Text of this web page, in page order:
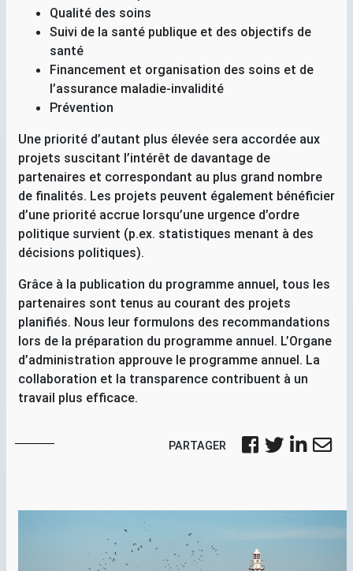
Qualité des soins
Suivi de la santé publique et des objectifs de
santé
Financement et organisation des soins et de
l’assurance maladie-invalidité
Prévention
Une priorité d’autant plus élevée sera accordée aux
projets suscitant l’intérêt de davantage de
partenaires et correspondant au plus grand nombre
de finalités. Les projets peuvent également bénéficier
d’une priorité accrue lorsqu’une urgence d’ordre
politique survient (p.ex. statistiques menant à des
décisions politiques).
Grâce à la publication du programme annuel, tous les
partenaires sont tenus au courant des projets
planifiés. Nous leur formulons des recommandations
lors de la préparation du programme annuel. L’Organe
d’administration approuve le programme annuel. La
collaboration et la transparence contribuent à un
travail plus efficace.
PARTAGER